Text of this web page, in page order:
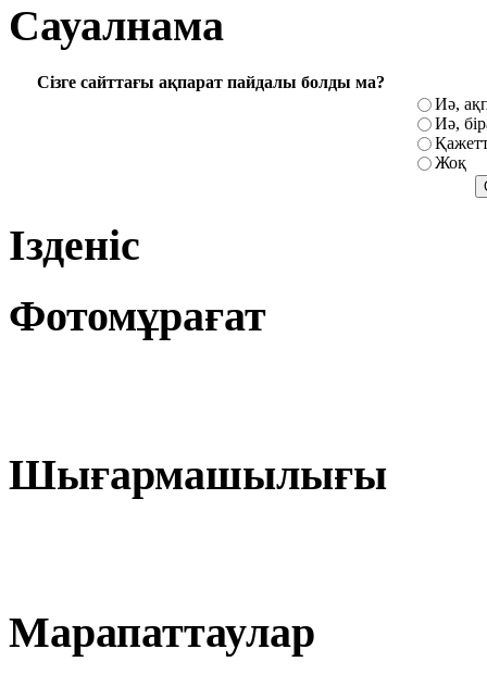
Сауалнама
Сізге сайттағы ақпарат пайдалы болды ма?
Иә,
Иә,
Жоқ
Ізденіс
Фотомұрағат
Шығармашылығы
Марапаттаулар